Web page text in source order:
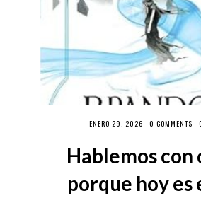
ENERO 29, 2026 ·0 COMMENTS ·
Hablemos con
porque hoy es